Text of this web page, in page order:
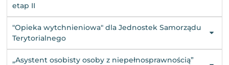
etap II
"Opieka wytchnieniowa" dla Jednostek Samorządu
Terytorialnego
„Asystent osobisty osoby z niepełnosprawnością”